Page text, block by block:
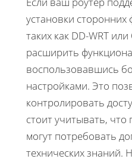
установки
таких как DD-WRT
расширить
воспользовавшись
настройками. Это
контролировать
стоит учитывать,
могут потребовать
технических знаний.